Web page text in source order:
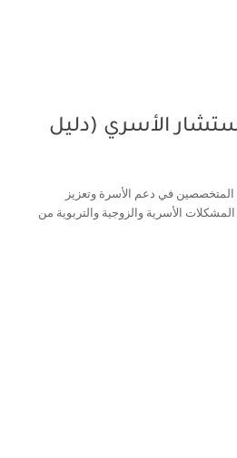
الأسري (دليل
في دعم الأسرة وتعزيز
الأسرية والزوجية والتربوية من